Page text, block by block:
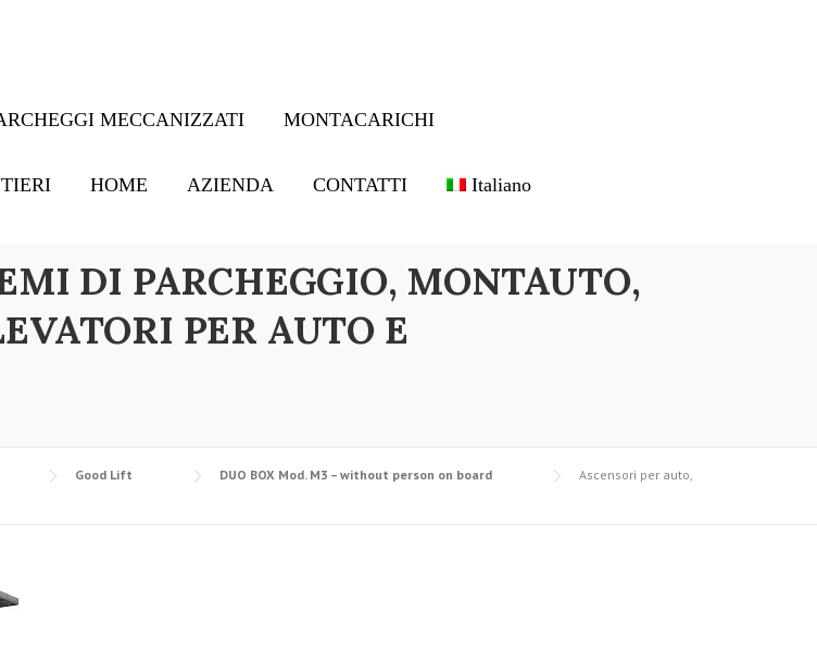
MECCANIZZATI MONTACARICHI
HOME AZIENDA CONTATTI Italiano
DI PARCHEGGIO, MONTAUTO,
PER AUTO E
Good Lift DUO BOX Mod. M3 – without person on board
Ascensori per auto,